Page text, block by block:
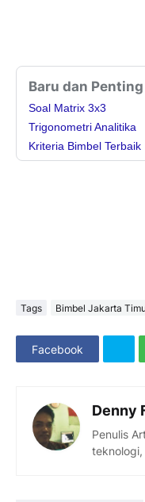
Baru dan
Soal Matrix 3x3
Trigonometri Analitika
Kriteria Bimbel Terbaik
Tags Bimbel Jakarta
Facebook
Denny
Penulis